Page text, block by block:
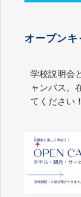
オープン
学校説明会
ャンパス。
てください！